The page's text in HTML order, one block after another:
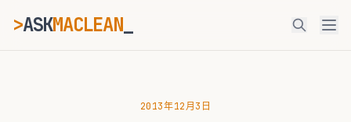
>ASKMACLEAN
2013年12月3日